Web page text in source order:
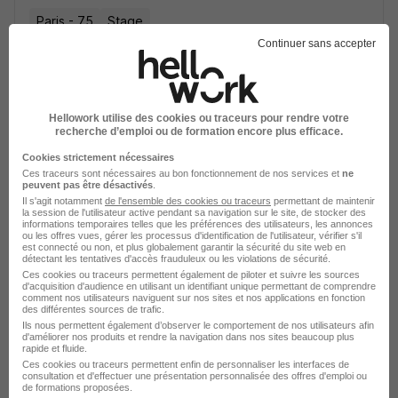
Paris - 75 Stage
Graphiste Packaging Non Alimentaire
- Stage H/F
Carrefour
Massy - 91 Stage
Voir l’offre
il y a 23 jours
Continuer sans accepter
Hellowork utilise des cookies ou traceurs pour rendre votre
recherche d’emploi ou de formation encore plus efficace.
Cookies strictement nécessaires
Ces traceurs sont nécessaires au bon fonctionnement de nos services et ne
peuvent pas être désactivés
Il s'agit notamment de l'ensemble des cookies ou traceurs permettant de maintenir
la session de l'utilisateur active pendant sa navigation sur le site, de stocker des
informations temporaires telles que les préférences des utilisateurs, les annonces
ou les offres vues, gérer les processus d'identification de l'utilisateur, vérifier s'il
est connecté ou non, et plus globalement garantir la sécurité du site web en
détectant les tentatives d'accès frauduleux ou les violations de sécurité.
Ces cookies ou traceurs permettent également de piloter et suivre les sources
d'acquisition d'audience en utilisant un identifiant unique permettant de comprendre
comment nos utilisateurs naviguent sur nos sites et nos applications en fonction
des différentes sources de trafic.
Ils nous permettent également d’observer le comportement de nos utilisateurs afin
d'améliorer nos produits et rendre la navigation dans nos sites beaucoup plus
rapide et fluide.
Ces cookies ou traceurs permettent enfin de personnaliser les interfaces de
consultation et d'effectuer une présentation personnalisée des offres d'emploi ou
de formations proposées.